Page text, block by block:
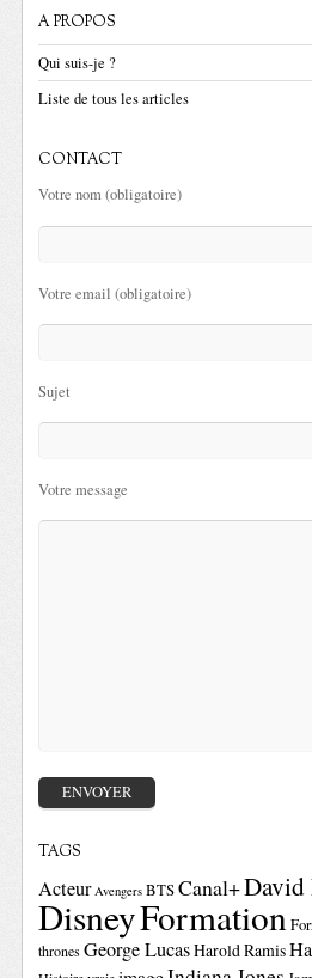
A PROPOS
Qui suis-je ?
Liste de tous les articles
CONTACT
Votre nom (obligatoire)
Votre email (obligatoire)
Sujet
Votre message
TAGS
Acteur Avengers BTSCanal+David
DisneyFormation
thrones George LucasHarold Ramis